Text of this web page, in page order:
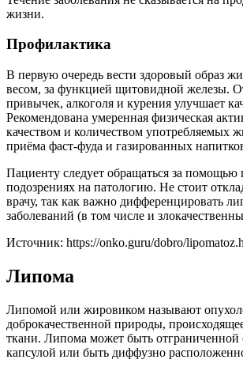
жизни.
Профилактика
В первую очередь вести здоровый образ
весом, за функцией щитовидной железы.
привычек, алкоголя и курения улучшает
Рекомендована умеренная физическая
качеством и количеством употребляемых
приёма фаст-фуда и газированных
Пациенту следует обращаться за
подозрениях на патологию. Не стоит
врачу, так как важно дифференцировать
заболеваний (в том числе и
Источник: https://onko.guru/dobro/
Липома
Липомой или жировиком называют
доброкачественной природы,
ткани. Липома может быть отграниченной
капсулой или быть диффузно